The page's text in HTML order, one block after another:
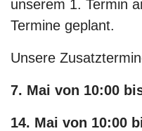
unserem 1. Termin
Termine geplant.
Unsere
7. Mai von 10:00
14. Mai von 10:00